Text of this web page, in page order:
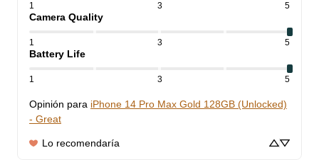
1 3 5
Camera Quality
1 3 5
Battery Life
1 3 5
Opinión para iPhone 14 Pro Max Gold 128GB (Unlocked)
- Great
Lo recomendaría